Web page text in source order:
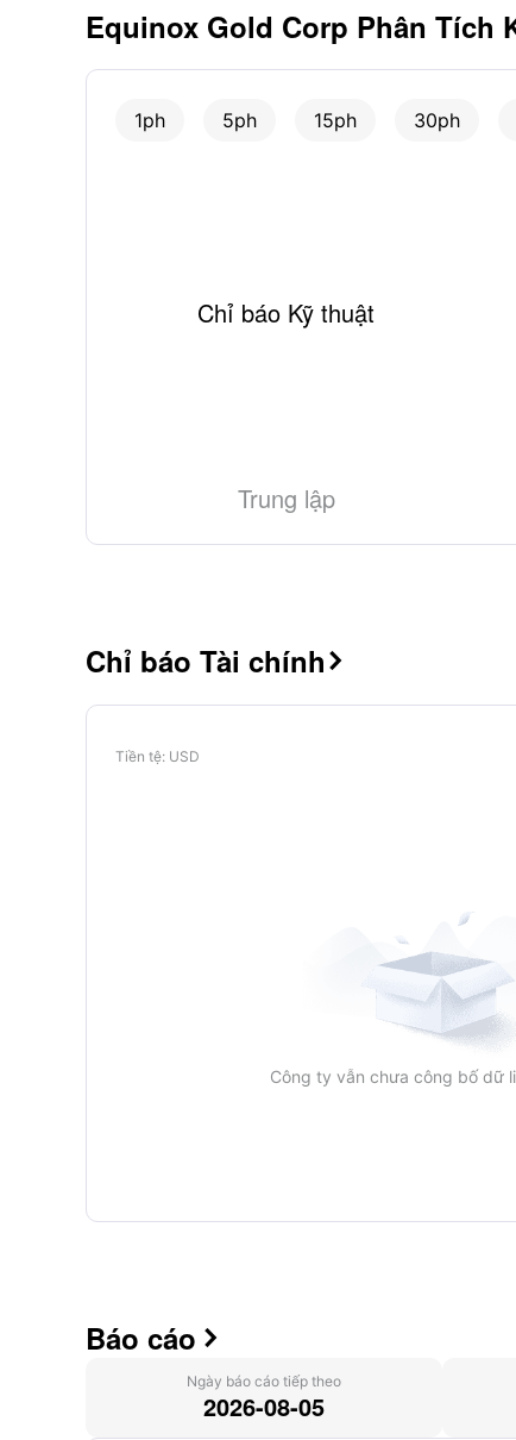
Equinox Gold Corp Phân Tích
1ph 5ph 15ph 30ph
Chỉ báo Kỹ thuật
Trung lập
Chỉ báo Tài chính 
Tiền tệ: USD
Công ty vẫn chưa công bố dữ
Báo cáo 
Ngày báo cáo tiếp theo
2026-08-05